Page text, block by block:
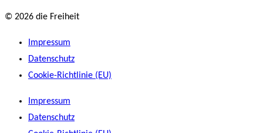
© 2026 die Freiheit
Impressum
Datenschutz
Cookie-Richtlinie (EU)
Impressum
Datenschutz